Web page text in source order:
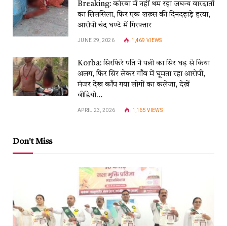
Breaking: कोरबा में नहीं थम रहा जघन्य वारदातों
का सिलसिला, फिर एक शख्स की दिनदहाड़े हत्या,
आरोपी चंद घण्टे में गिरफ्तार
JUNE 29, 2026 1,469VIEWS
Korba: सिरफिरे पति ने पत्नी का सिर धड़ से किया
अलग, फिर सिर लेकर गाँव में घूमता रहा आरोपी,
मंजर देख काँप गया लोगों का कलेजा, देखें
वीडियो…
APRIL 23, 2026 1,165VIEWS
Don't Miss